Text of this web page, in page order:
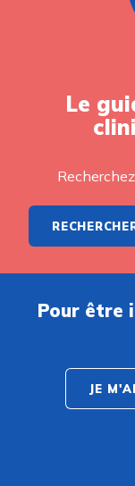
Le
Pour être
JE